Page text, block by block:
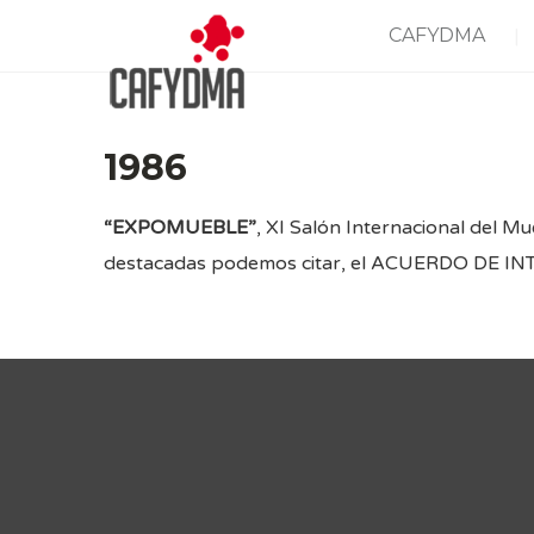
CAFYDMA
1986
“EXPOMUEBLE”, XI Salón Internacional del
destacadas podemos citar, el ACUERDO DE